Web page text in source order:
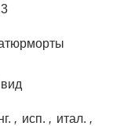
, исп. , итал. ,